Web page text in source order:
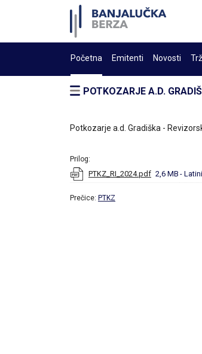
Početna Emitenti Novosti
POTKOZARJE A.D.
Potkozarje a.d. Gradiška -
Prilog:
PTKZ_RI_2024.pdf 2,6 MB -
Prečice: PTKZ